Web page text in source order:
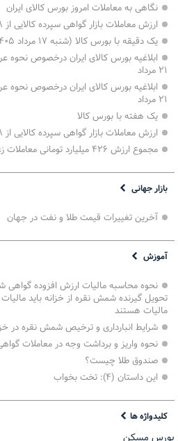
نگاهی به معاملات امروز بورس کالای ایران
ارزش معاملات بازار گواهی سپرده کالایی از ۸ همت گذشت
یک دقیقه با بورس کالا (شنبه ۱۷ مرداد ۱۴۰۵)
ابلاغیه بورس کالای ایران درخصوص
۲۱ مرداد
ابلاغیه بورس کالای ایران درخصوص
۲۱ مرداد
یک هفته با بورس کالا
ارزش معاملات بازار گواهی سپرده کالایی از ۸ همت گذشت
مجموع ارزش ۴۲۶ میلیارد تومانی معاملات زعفران در بورس کالا
بازار جهانی
آخرین تغییرات قیمت طلا و نفت در جهان
آموزش
نحوه محاسبه مالیات ارزش افزوده
تحویل گیرنده شمش نقره از خزانه باید
مالیات هستند
شرایط انبارداری و ترخیص شمش نقره در
نحوه واریز و برداشت وجه در معاملات
صندوق طلا چیست؟
این داستان (۴): تخت بخواب
کلیدواژه ها